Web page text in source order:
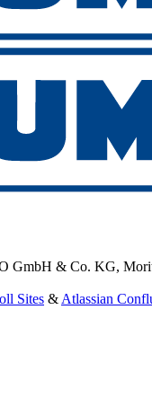
GmbH & Co. KG,
Sites & Atlassian